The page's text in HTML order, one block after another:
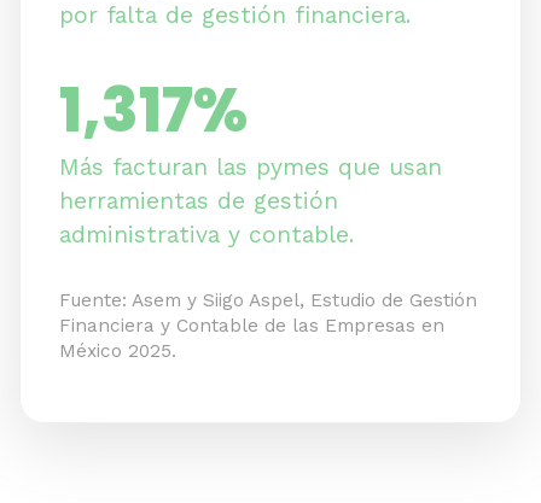
por falta de gestión financiera.
1,317%
Más facturan las pymes que usan
herramientas de gestión
administrativa y contable.
Fuente: Asem y Siigo Aspel, Estudio de Gestión
Financiera y Contable de las Empresas en
México 2025.